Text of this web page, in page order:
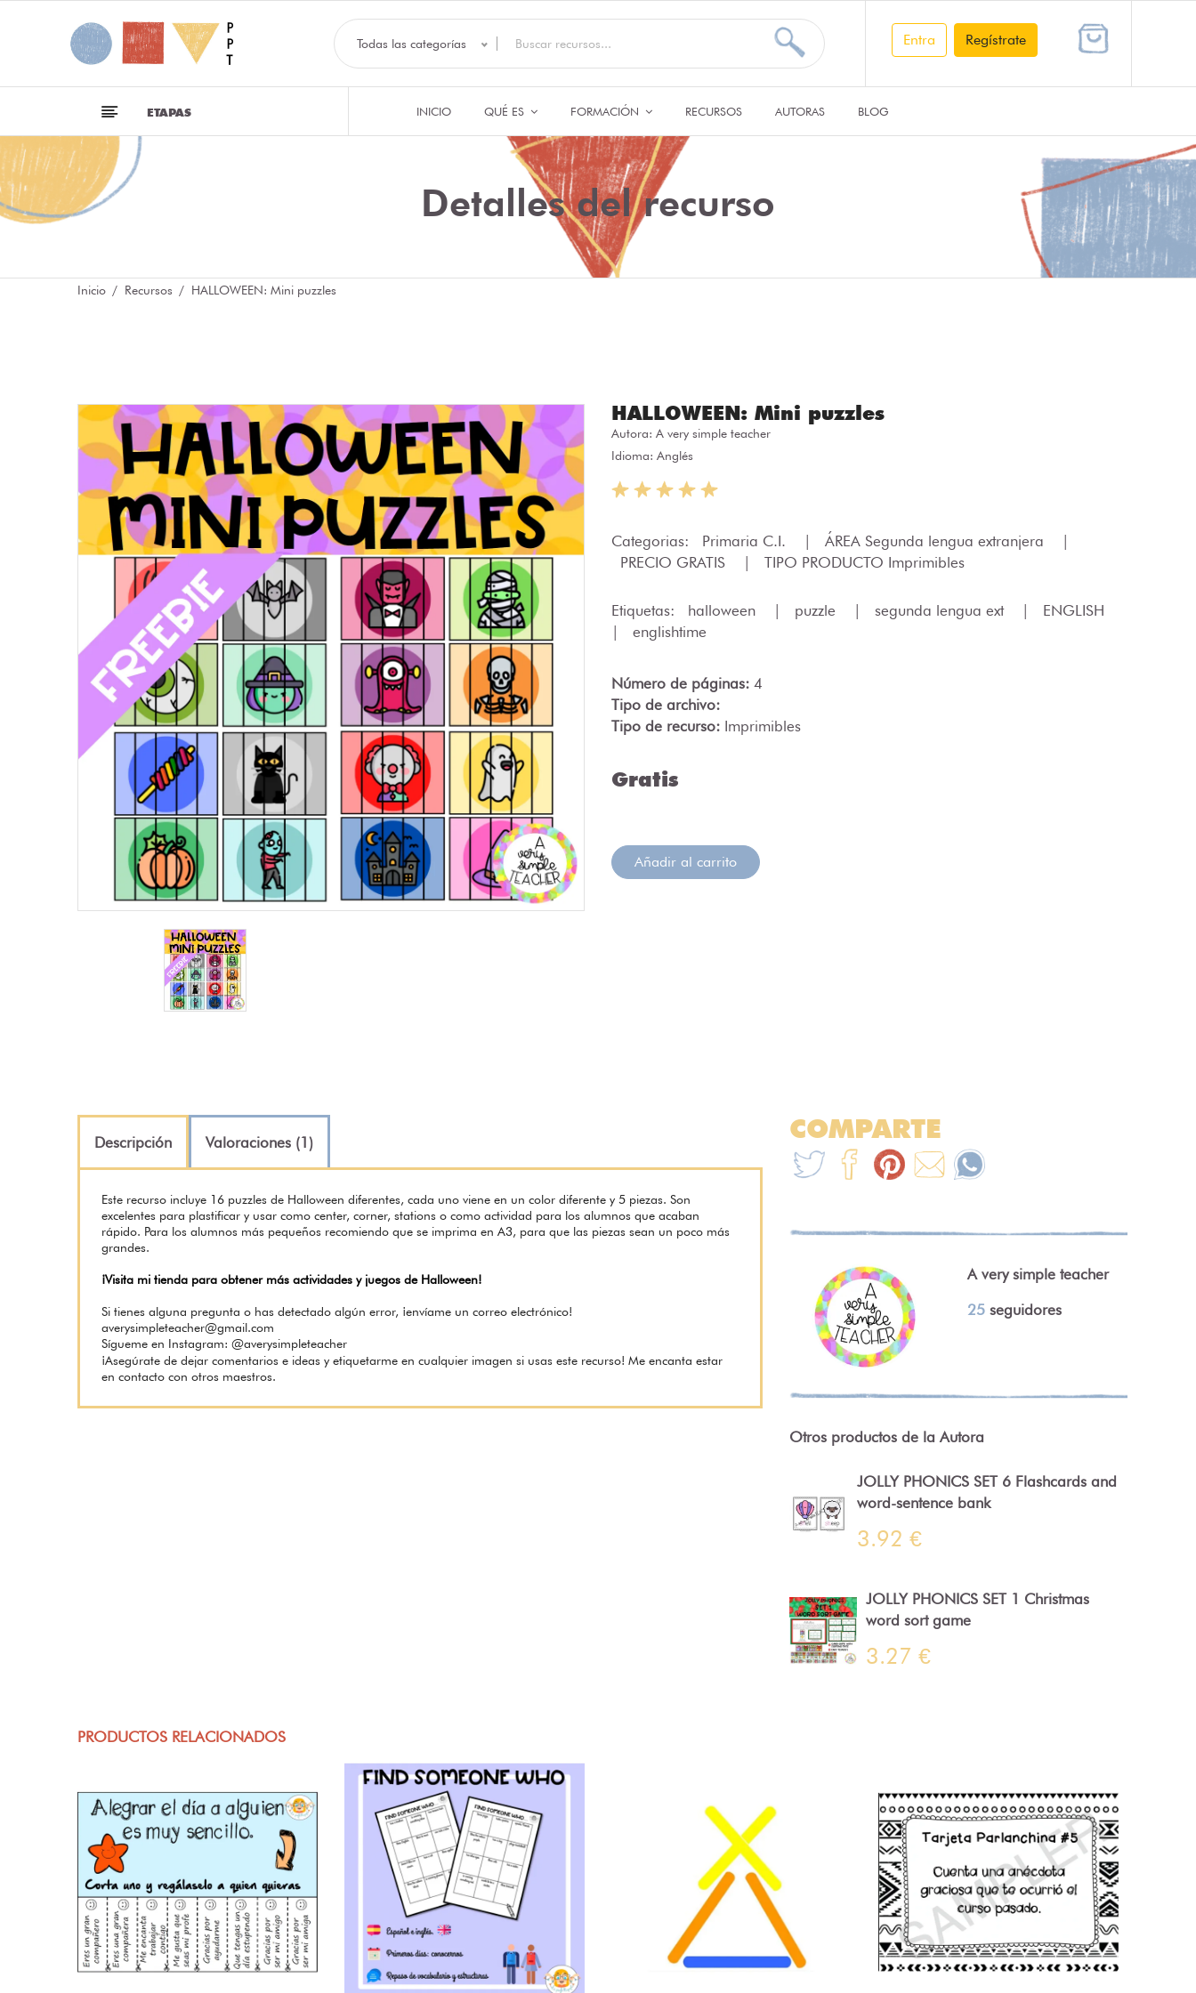
Todas las categorías Entra Regístrate
ETAPAS INICIO QUÉ ES FORMACIÓN RECURSOS AUTORAS BLOG
Detalles del recurso
Inicio Recursos HALLOWEEN: Mini puzzles
HALLOWEEN: Mini puzzles
Autora: A very simple teacher
Idioma: Anglés
Categorias: Primaria C.I. ÁREA Segunda lengua extranjera
PRECIO GRATIS
TIPO PRODUCTO Imprimibles
Etiquetas: halloween puzzle segunda lengua ext
ENGLISH
englishtime
Número de páginas: 4
Tipo de archivo:
Tipo de recurso: Imprimibles
Gratis
Añadir al carrito
Descripción Valoraciones (1)
Este recurso incluye 16 puzzles de Halloween diferentes, cada uno viene en un color diferente y 5 piezas. Son
excelentes para plastificar y usar como center, corner, stations o como actividad para los alumnos que acaban
rápido. Para los alumnos más pequeños recomiendo que se imprima en A3, para que las piezas sean un poco más
grandes.
¡Visita mi tienda para obtener más actividades y juegos de Halloween!
Si tienes alguna pregunta o has detectado algún error, ¡envíame un correo electrónico!
averysimpleteacher@gmail.com
Sígueme en Instagram: @averysimpleteacher
¡Asegúrate de dejar comentarios e ideas y etiquetarme en cualquier imagen si usas este recurso! Me encanta estar
en contacto con otros maestros.
COMPARTE
A very simple teacher
25 seguidores
Otros productos de la Autora
JOLLY PHONICS SET 6 Flashcards and
word-sentence bank
3.92 €
JOLLY PHONICS SET 1 Christmas
word sort game
3.27 €
PRODUCTOS RELACIONADOS